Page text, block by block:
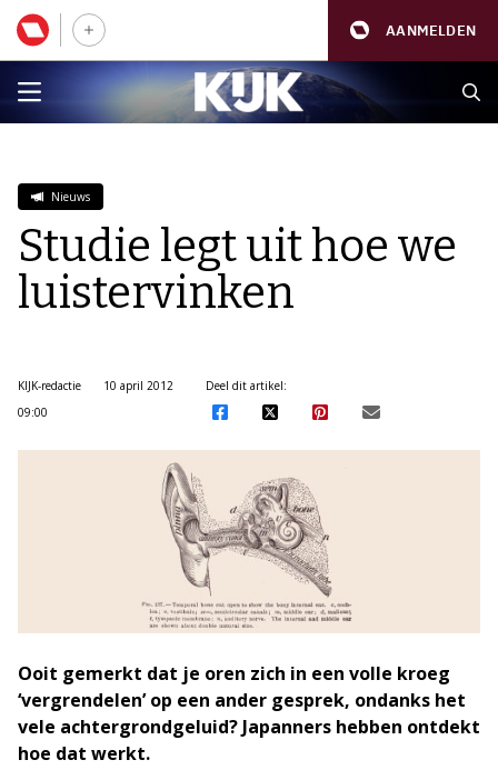
AANMELDEN
Nieuws
Studie legt uit hoe we
luistervinken
KIJK-redactie
10 april 2012
09:00
Deel dit artikel:
Ooit gemerkt dat je oren zich in een volle kroeg
‘vergrendelen’ op een ander gesprek, ondanks het
vele achtergrondgeluid? Japanners hebben ontdekt
hoe dat werkt.